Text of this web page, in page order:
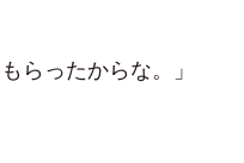
らったからな。」